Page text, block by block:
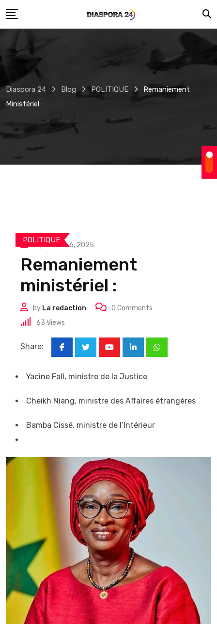
to
Diaspora 24 Blog POLITIQUE
Remaniement
Ministériel :
POLITIQUE
septembre 6, 2025
Remaniement
ministériel :
by La redaction 0 Comments
63 Views
Share:
LinkedInWhatsapp
Yacine Fall, ministre de la Justice
Cheikh Niang, ministre des Affaires étrangères
Bamba Cissé, ministre de l’Intérieur